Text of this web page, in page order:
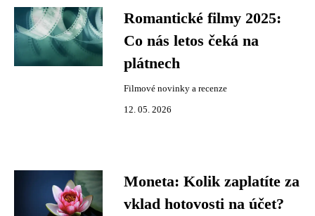
Romantické filmy 2025:
Co nás letos čeká na
plátnech
Filmové novinky a recenze
12. 05. 2026
Moneta: Kolik zaplatíte za
vklad hotovosti na účet?